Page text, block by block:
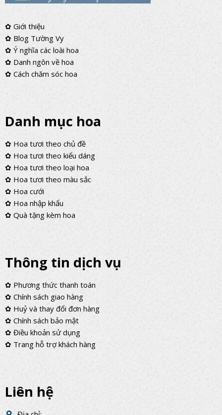
✿ Giới thiệu
✿ Blog Tường Vy
✿ Ý nghĩa các loài hoa
✿ Danh ngôn về hoa
✿ Cách chăm sóc hoa
Danh mục hoa
✿ Hoa tươi theo chủ đề
✿ Hoa tươi theo kiểu dáng
✿ Hoa tươi theo loại hoa
✿ Hoa tươi theo màu sắc
✿ Hoa cưới
✿ Hoa nhập khẩu
✿ Quà tặng kèm hoa
Thông tin dịch vụ
✿ Phương thức thanh toán
✿ Chính sách giao hàng
✿ Huỷ và thay đổi đơn hàng
✿ Chính sách bảo mật
✿ Điều khoản sử dụng
✿ Trang hỗ trợ khách hàng
Liên hệ